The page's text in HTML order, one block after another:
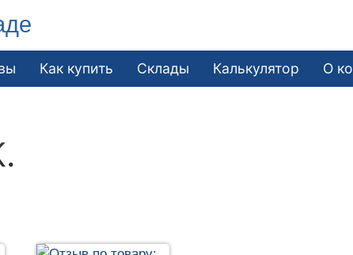
Как купить Склады Калькулятор О